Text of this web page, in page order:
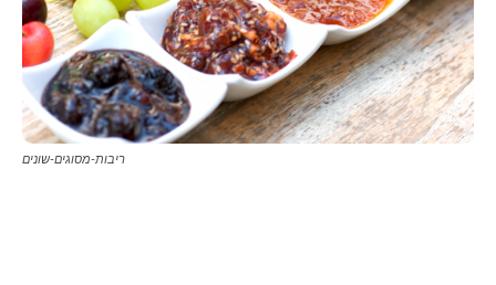
ריבות-מסוגים-שונים